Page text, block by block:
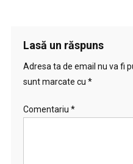
Lasă un răspuns
Adresa ta de email nu va fi
sunt marcate cu *
Comentariu *